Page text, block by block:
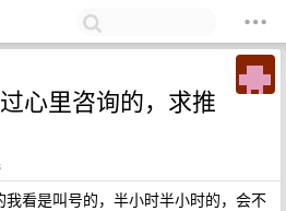
心里咨询的，求推
看是叫号的，半小时半小时的，会不